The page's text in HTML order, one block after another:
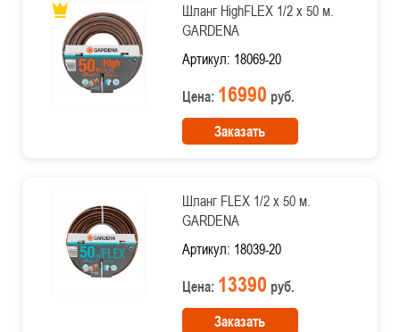
Шланг HighFLEX 1/2 х 50 м.
GARDENA
Артикул: 18069-20
Цена: 16990 руб.
Заказать
Шланг FLEX 1/2 х 50 м.
GARDENA
Артикул: 18039-20
Цена: 13390 руб.
Заказать